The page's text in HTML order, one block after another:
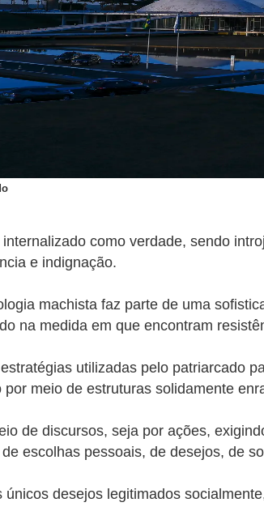
como verdade, sendo
e indignação.
machista faz parte de uma
na medida em que encontram
utilizadas pelo patriarcado
meio de estruturas solidamente
de discursos, seja por ações,
escolhas pessoais, de desejos, de
desejos legitimados